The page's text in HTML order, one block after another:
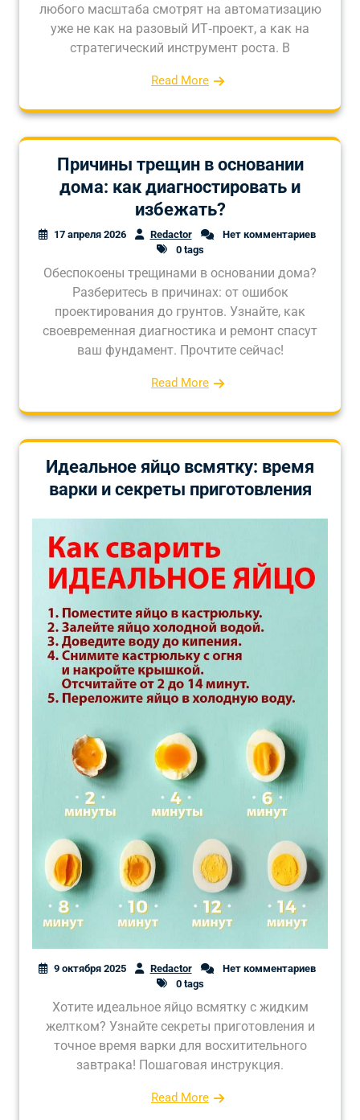
любого масштаба смотрят на автоматизацию
уже не как на разовый ИТ‑проект, а как на
стратегический инструмент роста. В
Read More
Причины трещин в основании
дома: как диагностировать и
избежать?
17 апреля 2026 Redactor
Нет комментариев
0 tags
Обеспокоены трещинами в основании дома?
Разберитесь в причинах: от ошибок
проектирования до грунтов. Узнайте, как
своевременная диагностика и ремонт спасут
ваш фундамент. Прочтите сейчас!
Read More
Идеальное яйцо всмятку: время
варки и секреты приготовления
9 октября 2025 Redactor
Нет комментариев
0 tags
Хотите идеальное яйцо всмятку с жидким
желтком? Узнайте секреты приготовления и
точное время варки для восхитительного
завтрака! Пошаговая инструкция.
Read More